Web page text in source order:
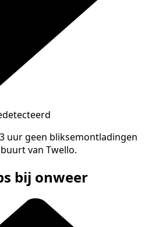
uur geen bliksemontladingen
van Twello.
bij onweer